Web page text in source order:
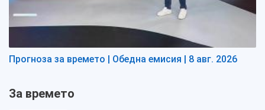
Прогноза за времето | Обедна емисия | 8 авг. 2026
За времето